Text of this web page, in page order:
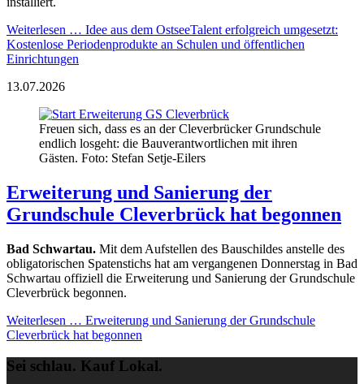
Weiterlesen … Idee aus dem OstseeTalent erfolgreich umgesetzt:
Kostenlose Periodenprodukte an Schulen und öffentlichen
Einrichtungen
13.07.2026
Freuen sich, dass es an der Cleverbrücker Grundschule
endlich losgeht: die Bauverantwortlichen mit ihren
Gästen. Foto: Stefan Setje-Eilers
Erweiterung und Sanierung der
Grundschule Cleverbrück hat begonnen
Bad Schwartau. Mit dem Aufstellen des Bauschildes anstelle des
obligatorischen Spatenstichs hat am vergangenen Donnerstag in Bad
Schwartau offiziell die Erweiterung und Sanierung der Grundschule
Cleverbrück begonnen.
Weiterlesen … Erweiterung und Sanierung der Grundschule
Cleverbrück hat begonnen
Sei schlau. Kauf Lokal.